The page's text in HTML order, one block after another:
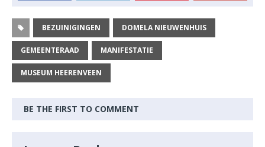
BEZUINIGINGEN DOMELA NIEUWENHUIS
GEMEENTERAAD MANIFESTATIE
MUSEUM HEERENVEEN
BE THE FIRST TO COMMENT